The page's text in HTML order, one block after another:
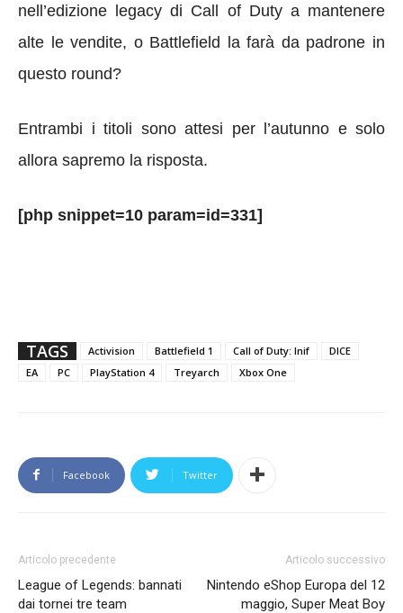
nell’edizione legacy di Call of Duty a mantenere
alte le vendite, o Battlefield la farà da padrone in
questo round?
Entrambi i titoli sono attesi per l’autunno e solo
allora sapremo la risposta.
[php snippet=10 param=id=331]
TAGS Activision Battlefield 1 Call of Duty: Inif
DICE
EA
PC PlayStation 4 Treyarch Xbox One
Facebook Twitter
Articolo precedente
League of Legends: bannati
dai tornei tre team
Articolo successivo
Nintendo eShop Europa del 12
maggio, Super Meat Boy